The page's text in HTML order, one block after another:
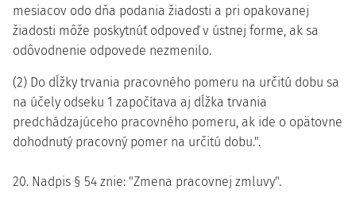
mesiacov odo dňa podania žiadosti a pri opakovanej
žiadosti môže poskytnúť odpoveď v ústnej forme, ak sa
odôvodnenie odpovede nezmenilo.
(2) Do dĺžky trvania pracovného pomeru na určitú dobu sa
na účely odseku 1 započítava aj dĺžka trvania
predchádzajúceho pracovného pomeru, ak ide o opätovne
dohodnutý pracovný pomer na určitú dobu.".
20. Nadpis § 54 znie: "Zmena pracovnej zmluvy".